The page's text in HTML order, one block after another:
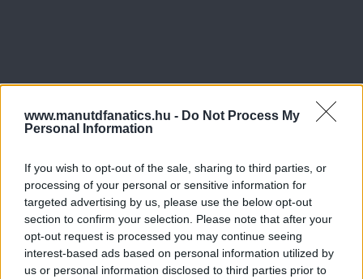
www.manutdfanatics.hu - Do Not Process My
Personal Information
If you wish to opt-out of the sale, sharing to third parties, or
processing of your personal or sensitive information for
targeted advertising by us, please use the below opt-out
section to confirm your selection. Please note that after your
opt-out request is processed you may continue seeing
interest-based ads based on personal information utilized by
us or personal information disclosed to third parties prior to